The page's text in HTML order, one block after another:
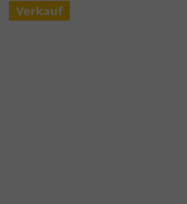
Verkauf